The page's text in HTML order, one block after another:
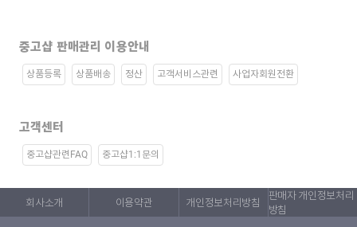
중고샵 판매관리 이용안내
상품등록 상품배송 정산 고객서비스관련 사업자회원전환
고객센터
중고샵관련FAQ 중고샵1:1문의
회사소개 이용약관 개인정보처리방침
판매자 개인정보처리
방침